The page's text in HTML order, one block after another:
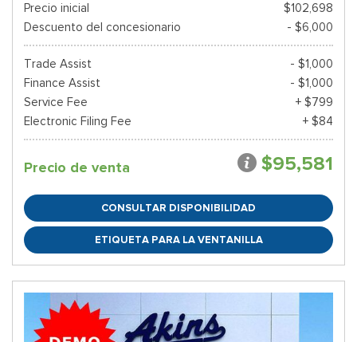
Precio inicial
$102,698
Descuento del concesionario
- $6,000
Trade Assist
- $1,000
Finance Assist
- $1,000
Service Fee
+ $799
Electronic Filing Fee
+ $84
Precio de venta $95,581
CONSULTAR DISPONIBILIDAD
ETIQUETA PARA LA VENTANILLA